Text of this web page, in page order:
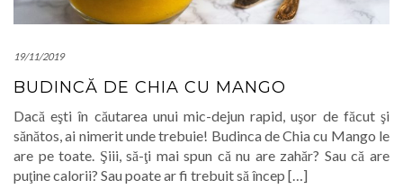
19/11/2019
BUDINCĂ DE CHIA CU MANGO
Dacă eşti în căutarea unui mic-dejun rapid, uşor de făcut şi
sănătos, ai nimerit unde trebuie! Budinca de Chia cu Mango le
are pe toate. Şiii, să-ţi mai spun că nu are zahăr? Sau că are
puţine calorii? Sau poate ar fi trebuit să încep […]